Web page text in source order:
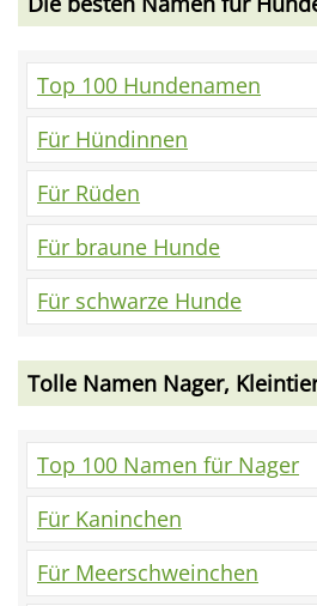
Top 100 Hundenamen
Für Hündinnen
Für Rüden
Für braune Hunde
Für schwarze Hunde
Tolle Namen Nager,
Top 100 Namen für Nager
Für Kaninchen
Für Meerschweinchen